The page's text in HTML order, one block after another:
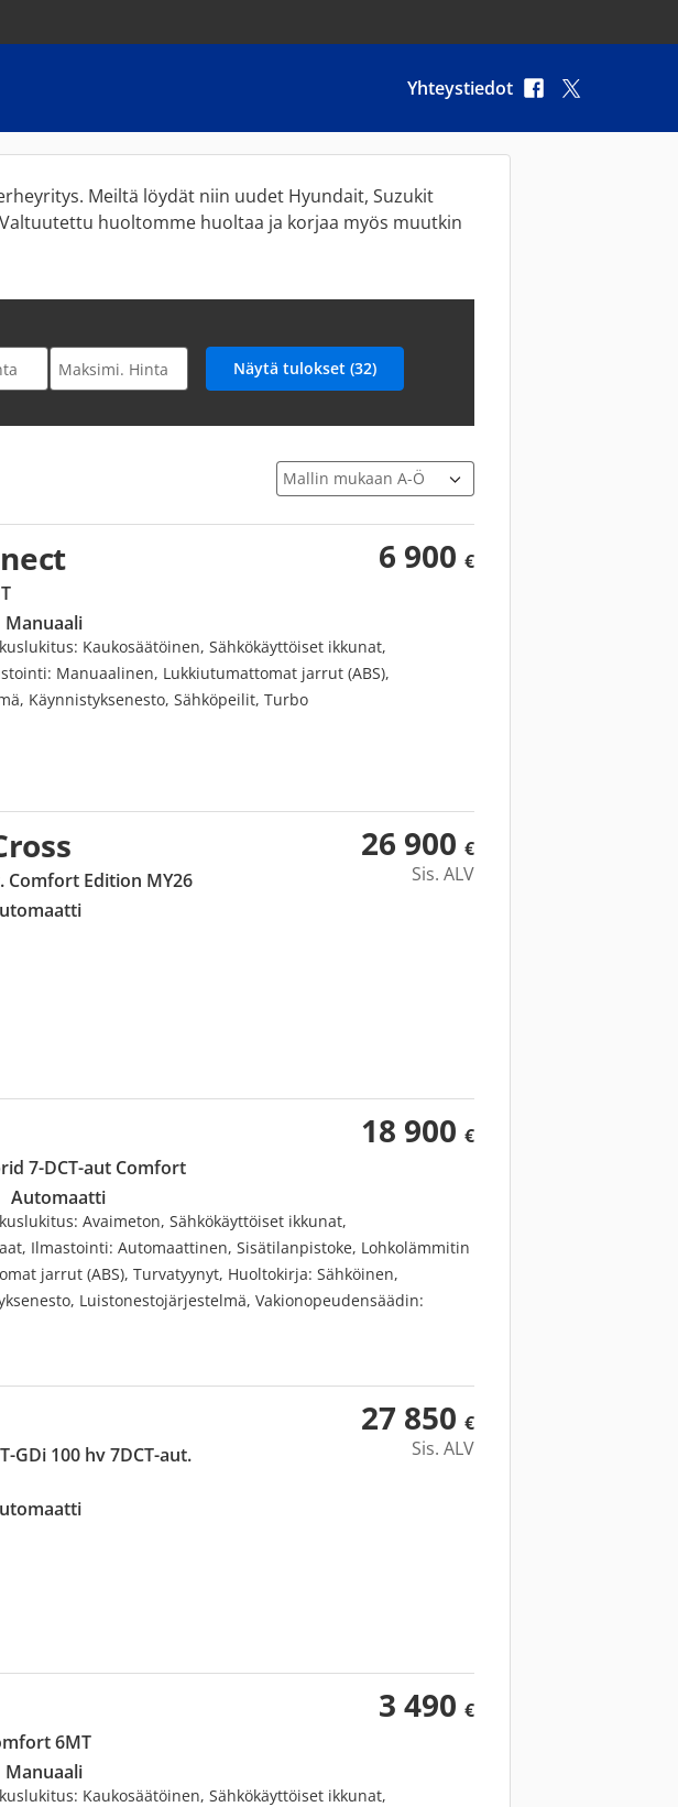
Yhteystiedot
Meiltä löydät niin uudet Hyundait, Suzukit
huoltomme huoltaa ja korjaa myös muutkin
Manuaali
6 900 €
Kaukosäätöinen, Sähkökäyttöiset ikkunat,
Manuaalinen, Lukkiutumattomat jarrut (ABS),
Käynnistyksenesto, Sähköpeilit, Turbo
Comfort Edition MY26
26 900 €
Sis. ALV
7-DCT-aut Comfort
Automaatti
18 900 €
Avaimeton, Sähkökäyttöiset ikkunat,
Ilmastointi: Automaattinen, Sisätilanpistoke, Lohkolämmitin
jarrut (ABS), Turvatyynyt, Huoltokirja: Sähköinen,
Luistonestojärjestelmä, Vakionopeudensäädin:
Pysäköintitutka, Sähköpeilit,
ohjauspyörä, Kaadettavat takaistuimet, USB
GDi 100 hv 7DCT-aut.
27 850 €
Sis. ALV
6MT
Manuaali
3 490 €
Kaukosäätöinen, Sähkökäyttöiset ikkunat,